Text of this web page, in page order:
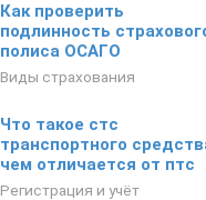
Как проверить
подлинность
полиса ОСАГО
Виды страхования
Что такое стс
транспортного
чем отличается от птс
Регистрация и учёт